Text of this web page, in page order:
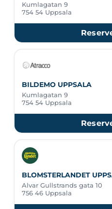
Kumlagatan 9
754 54 Uppsala
BILDEMO UPPSALA
Kumlagatan 9
754 54 Uppsala
BLOMSTERLANDET
Alvar Gullstrands gata 10
756 46 Uppsala